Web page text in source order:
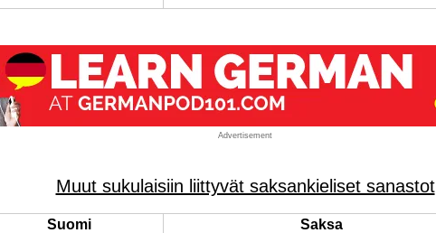
Advertisement
Muut sukulaisiin liittyvät saksankieliset sanastot
Suomi
Saksa